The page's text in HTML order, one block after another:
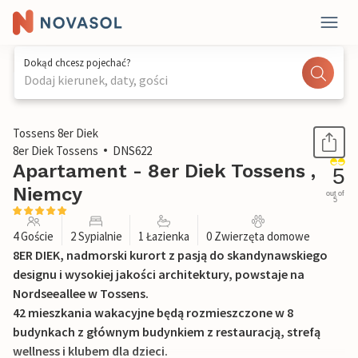
Dokąd chcesz pojechać?
Dodaj kierunek, daty, gości
1 / 20
Tossens 8er Diek
8er Diek Tossens
DNS622
Apartament - 8er Diek Tossens ,
Niemcy
5
out of
5
4 Goście 2 Sypialnie 1 Łazienka 0 Zwierzęta domowe
8ER DIEK, nadmorski kurort z pasją do skandynawskiego
designu i wysokiej jakości architektury, powstaje na
Nordseeallee w Tossens.
42 mieszkania wakacyjne będą rozmieszczone w 8
budynkach z głównym budynkiem z restauracją, strefą
wellness i klubem dla dzieci.